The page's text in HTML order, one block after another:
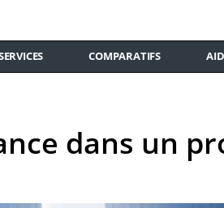
COMPARATIFS
dans un